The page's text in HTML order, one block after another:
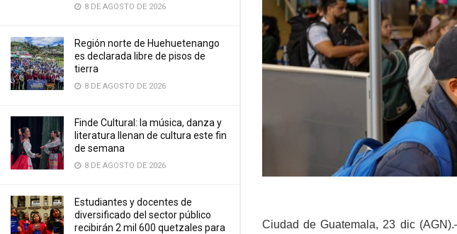
8 DE AGOSTO DE 2026
Región norte de Huehuetenango
es declarada libre de pisos de
tierra
8 DE AGOSTO DE 2026
Finde Cultural: la música, danza y
literatura llenan de cultura este fin
de semana
8 DE AGOSTO DE 2026
Estudiantes y docentes de
diversificado del sector público
recibirán 2 mil 600 quetzales para
Ciudad de Guatemala, 23 dic